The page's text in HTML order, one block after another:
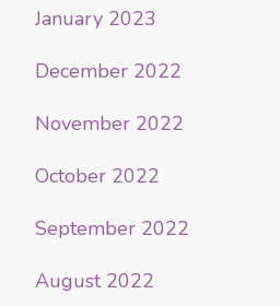
January 2023
December 2022
November 2022
October 2022
September 2022
August 2022